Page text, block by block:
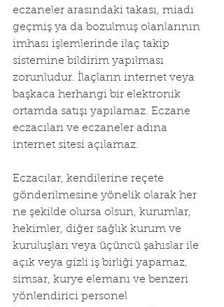
eczaneler arasındaki takası, miadı
geçmiş ya da bozulmuş olanlarının
imhası işlemlerinde ilaç takip
sistemine bildirim yapılması
zorunludur. İlaçların internet veya
başkaca herhangi bir elektronik
ortamda satışı yapılamaz. Eczane
eczacıları ve eczaneler adına
internet sitesi açılamaz.
Eczacılar, kendilerine reçete
gönderilmesine yönelik olarak her
ne şekilde olursa olsun, kurumlar,
hekimler, diğer sağlık kurum ve
kuruluşları veya üçüncü şahıslar ile
açık veya gizli iş birliği yapamaz,
simsar, kurye elemanı ve benzeri
yönlendirici personel